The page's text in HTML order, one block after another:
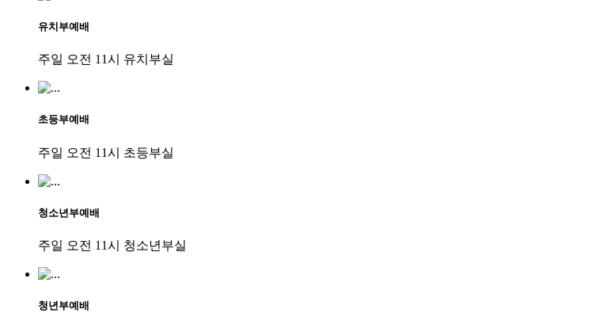
유치부예배
주일 오전 11시 유치부실
초등부예배
주일 오전 11시 초등부실
청소년부예배
주일 오전 11시 청소년부실
청년부예배